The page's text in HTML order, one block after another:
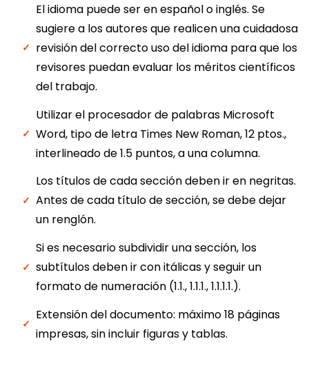
El idioma puede ser en español o inglés. Se
sugiere a los autores que realicen una cuidadosa
revisión del correcto uso del idioma para que los
revisores puedan evaluar los méritos científicos
del trabajo.
Utilizar el procesador de palabras Microsoft
Word, tipo de letra Times New Roman, 12 ptos.,
interlineado de 1.5 puntos, a una columna.
Los títulos de cada sección deben ir en negritas.
Antes de cada título de sección, se debe dejar
un renglón.
Si es necesario subdividir una sección, los
subtítulos deben ir con itálicas y seguir un
formato de numeración (1.1., 1.1.1., 1.1.1.1.).
Extensión del documento: máximo 18 páginas
impresas, sin incluir figuras y tablas.